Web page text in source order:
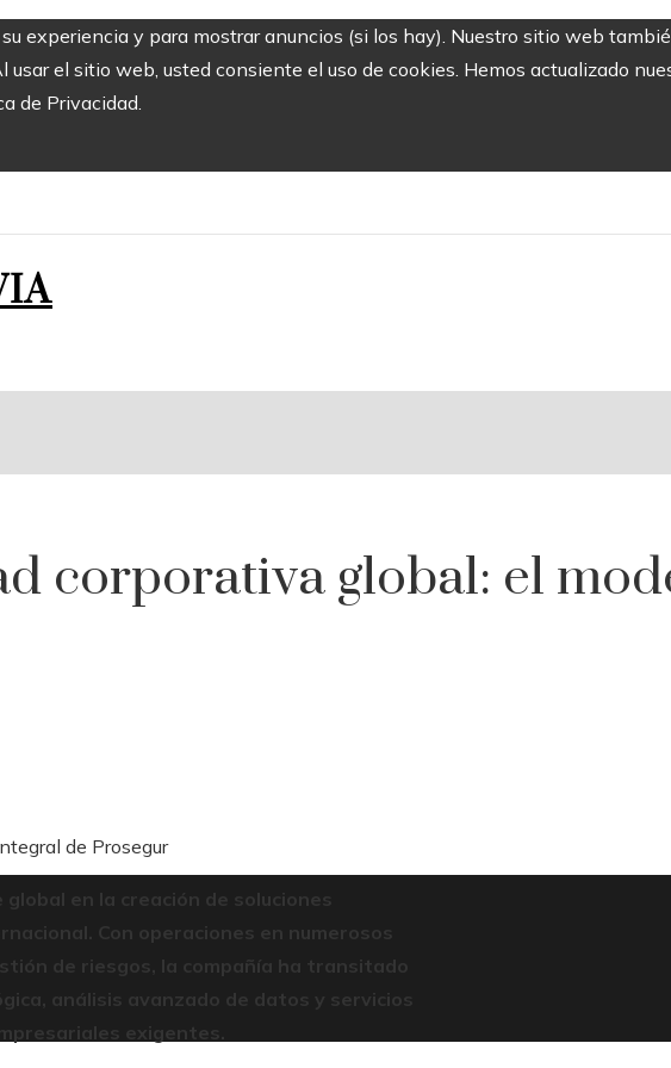
experiencia y para mostrar anuncios (si los hay). Nuestro sitio web
el sitio web, usted consiente el uso de cookies. Hemos actualizado
de Privacidad.
corporativa global: el
de Prosegur
en la creación de soluciones
Con operaciones en numerosos
de riesgos, la compañía ha transitado
análisis avanzado de datos y servicios
exigentes.